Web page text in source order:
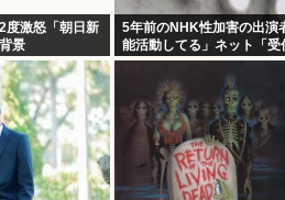
度激怒「朝日新
景
5年前のNHK性加害の出演
能活動してる」ネット「
細を伝えよ」